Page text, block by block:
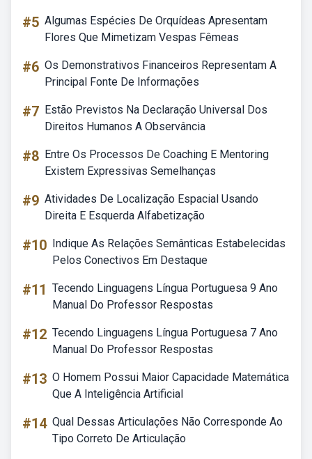
#5 Algumas Espécies De Orquídeas Apresentam
Flores Que Mimetizam Vespas Fêmeas
#6 Os Demonstrativos Financeiros Representam A
Principal Fonte De Informações
#7 Estão Previstos Na Declaração Universal Dos
Direitos Humanos A Observância
#8 Entre Os Processos De Coaching E Mentoring
Existem Expressivas Semelhanças
#9 Atividades De Localização Espacial Usando
Direita E Esquerda Alfabetização
#10 Indique As Relações Semânticas Estabelecidas
Pelos Conectivos Em Destaque
#11 Tecendo Linguagens Língua Portuguesa 9 Ano
Manual Do Professor Respostas
#12 Tecendo Linguagens Língua Portuguesa 7 Ano
Manual Do Professor Respostas
#13 O Homem Possui Maior Capacidade Matemática
Que A Inteligência Artificial
#14 Qual Dessas Articulações Não Corresponde Ao
Tipo Correto De Articulação